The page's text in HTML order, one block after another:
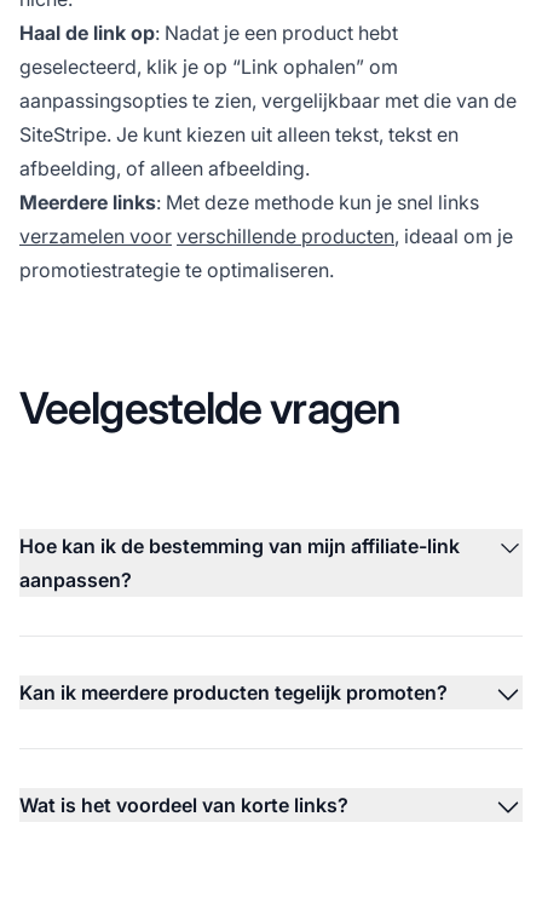
Haal de link op: Nadat je een product hebt
geselecteerd, klik je op “Link ophalen” om
aanpassingsopties te zien, vergelijkbaar met die van de
SiteStripe. Je kunt kiezen uit alleen tekst, tekst en
afbeelding, of alleen afbeelding.
Meerdere links: Met deze methode kun je snel links
verzamelen voor verschillende producten, ideaal om je
promotiestrategie te optimaliseren.
Veelgestelde vragen
Hoe kan ik de bestemming van mijn affiliate-link
aanpassen?
Kan ik meerdere producten tegelijk promoten?
Wat is het voordeel van korte links?